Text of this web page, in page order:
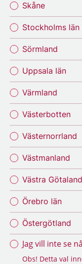
Skåne
Stockholms län
Sörmland
Uppsala län
Värmland
Västerbotten
Västernorrland
Västmanland
Västra Götaland
Örebro län
Östergötland
Jag vill inte se
Obs! Detta val